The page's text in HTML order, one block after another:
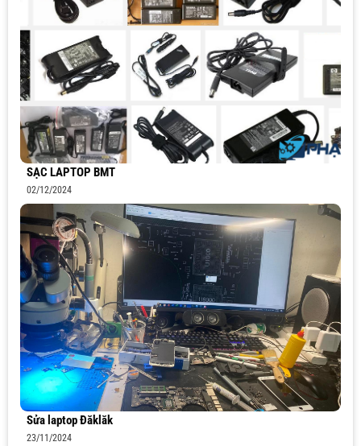
SẠC LAPTOP BMT
02/12/2024
Sửa laptop Đăklăk
23/11/2024